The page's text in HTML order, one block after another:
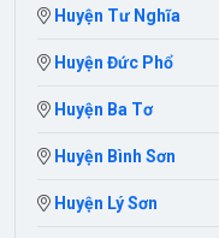
Huyện Tư Nghĩa
Huyện Đức Phổ
Huyện Ba Tơ
Huyện Bình Sơn
Huyện Lý Sơn